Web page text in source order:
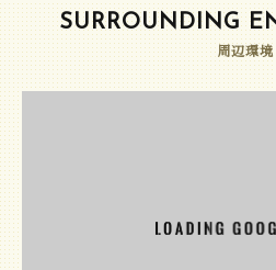
SURROUNDING
周辺環境